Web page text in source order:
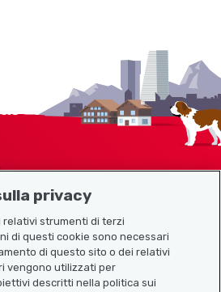
privacy
relativi strumenti di terzi
di questi cookie sono necessari
di questo sito o dei relativi
vengono utilizzati per
descritti nella politica sui